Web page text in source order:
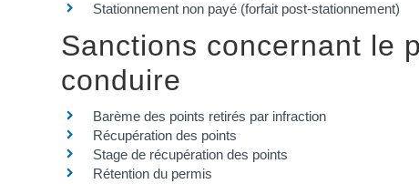
Stationnement non payé (forfait post-stationnement)
Sanctions concernant le
conduire
Barème des points retirés par infraction
Récupération des points
Stage de récupération des points
Rétention du permis